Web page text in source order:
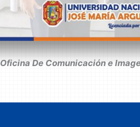
Oficina De Comunicación e